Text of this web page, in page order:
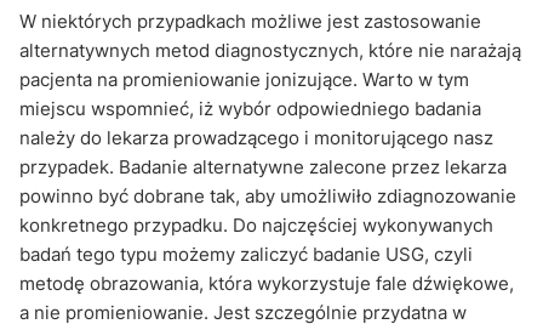
W niektórych przypadkach możliwe jest zastosowanie
alternatywnych metod diagnostycznych, które nie narażają
pacjenta na promieniowanie jonizujące. Warto w tym
miejscu wspomnieć, iż wybór odpowiedniego badania
należy do lekarza prowadzącego i monitorującego nasz
przypadek. Badanie alternatywne zalecone przez lekarza
powinno być dobrane tak, aby umożliwiło zdiagnozowanie
konkretnego przypadku. Do najczęściej wykonywanych
badań tego typu możemy zaliczyć badanie USG, czyli
metodę obrazowania, która wykorzystuje fale dźwiękowe,
a nie promieniowanie. Jest szczególnie przydatna w